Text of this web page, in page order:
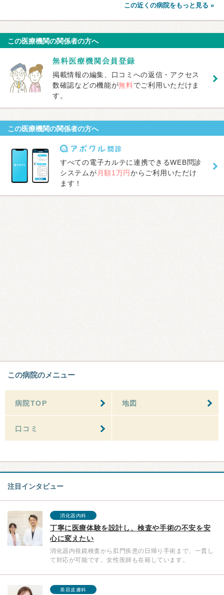
この近くの病院をもっと見る »
この医療機関の関係者の方へ
掲載情報の編集、口コミへの返信・アクセス
数確認などの機能が無料でご利用いただけま
す。
この医療機関の関係者の方へ
すべての電子カルテに連携できるWEB問診
システムが 月額1万円からご利用いただけ
ます！
この病院のメニュー
病院TOP 地図
口コミ
注目インタビュー
消化器内科
丁寧に医療体験を設計し、検査や手術の不安を安
心に変えたい
消化器内視鏡検査から肛門疾患の日帰り手術まで、一貫し
て対応が可能です。女性医師も在籍しています。
美容皮膚科